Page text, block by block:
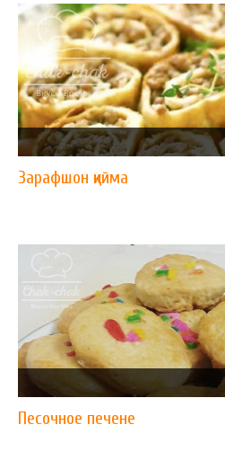
Зарафшон қийма
Песочное печене